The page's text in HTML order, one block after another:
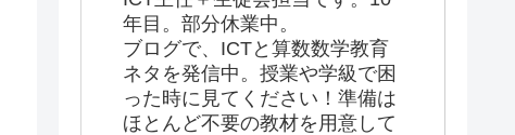
年目。部分休業中。
ブログで、ICTと算数数学教育
ネタを発信中。授業や学級で困
った時に見てください！準備は
ほとんど不要の教材を用意して